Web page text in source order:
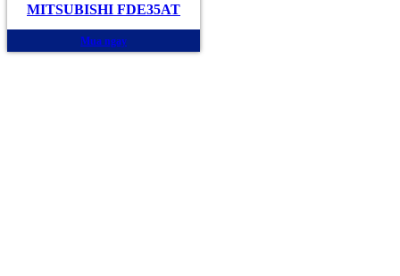
MITSUBISHI FDE35AT
Mua ngay